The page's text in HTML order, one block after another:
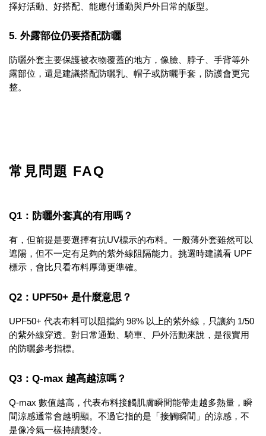
擇好活動、好搭配、能應付通勤與戶外日常的版型。
5. 外露部位仍要搭配防曬
防曬外套主要保護被衣物覆蓋的地方，像臉、脖子、手背等外
露部位，還是建議搭配防曬乳、帽子或防曬手套，防護會更完
整。
常見問題 FAQ
Q1：防曬外套真的有用嗎？
有，但前提是要選擇有抗UV標示的布料。一般薄外套雖然可以
遮陽，但不一定有足夠的紫外線阻隔能力。挑選時建議看 UPF
標示，會比只看布料厚薄更準確。
Q2：UPF50+ 是什麼意思？
UPF50+ 代表布料可以阻擋約 98% 以上的紫外線，只讓約 1/50
的紫外線穿透。對日常通勤、騎車、戶外活動來說，是很實用
的防曬參考指標。
Q3：Q-max 越高越涼嗎？
Q-max 數值越高，代表布料接觸肌膚瞬間能帶走越多熱量，瞬
間涼感通常會越明顯。不過它指的是「接觸瞬間」的涼感，不
是像冷氣一樣持續製冷。